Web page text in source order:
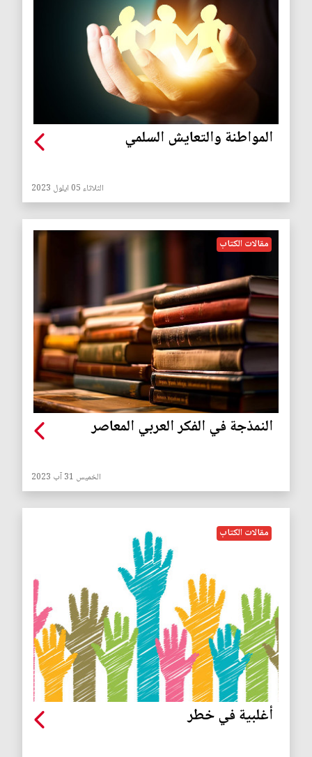
المواطنة والتعايش السلمي
الثلاثاء 05 ايلول 2023
مقالات الكتاب
النمذجة في الفكر العربي المعاصر
الخميس 31 آب 2023
مقالات الكتاب
أغلبية في خطر